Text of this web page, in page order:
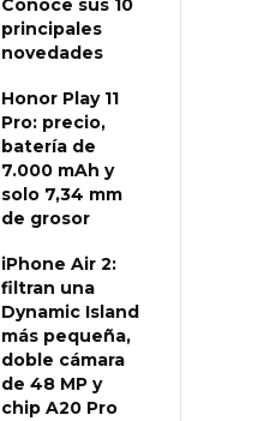
Conoce sus 10
principales
novedades
Honor Play 11
Pro: precio,
batería de
7.000 mAh y
solo 7,34 mm
de grosor
iPhone Air 2:
filtran una
Dynamic Island
más pequeña,
doble cámara
de 48 MP y
chip A20 Pro